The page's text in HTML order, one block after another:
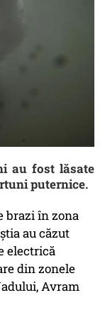
au fost lăsate
puternice.
brazi în zona
au căzut
electrică
din zonele
Avram